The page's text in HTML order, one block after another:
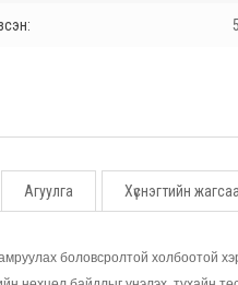
Агуулга Хүснэгтийн
боловсролтой холбоотой